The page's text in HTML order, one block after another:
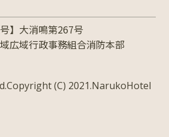
】大消鳴第267号
広域行政事務組合消防本部
(C) 2021.NarukoHotel